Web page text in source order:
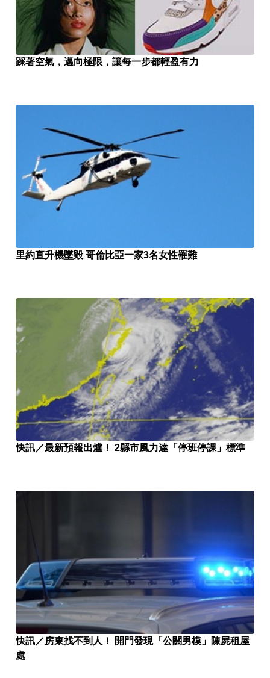
踩著空氣，邁向極限，讓每一步都輕盈有力
里約直升機墜毀 哥倫比亞一家3名女性罹難
快訊／最新預報出爐！ 2縣市風力達「停班停課」標準
快訊／房東找不到人！ 開門發現「公關男模」陳屍租屋
處